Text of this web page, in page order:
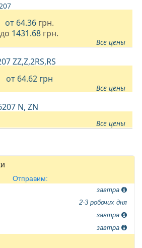
от 64.36грн.
до 1431.68 грн.
Все цены
ZZ,Z,2RS,RS
от 64.62грн
Все цены
N, ZN
Все цены
Отправим:
завтра
2-3 робочих дня
завтра
завтра